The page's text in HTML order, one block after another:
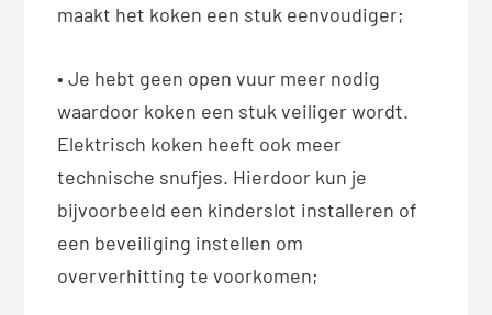
maakt het koken een stuk eenvoudiger;
• Je hebt geen open vuur meer nodig
waardoor koken een stuk veiliger wordt.
Elektrisch koken heeft ook meer
technische snufjes. Hierdoor kun je
bijvoorbeeld een kinderslot installeren of
een beveiliging instellen om
oververhitting te voorkomen;